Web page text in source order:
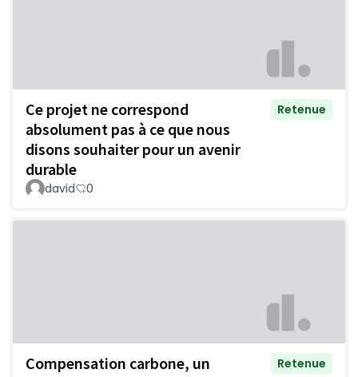
Ce projet ne correspond
absolument pas à ce que nous
disons souhaiter pour un avenir
durable
Retenue
david 0
Compensation carbone, un
Retenue